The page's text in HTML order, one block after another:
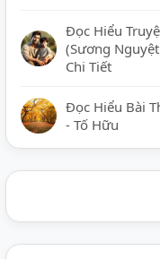
Đọc Hiểu
(Sương
Chi Tiết
Đọc Hiểu Bài
- Tố Hữu